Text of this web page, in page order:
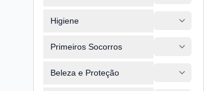
Higiene
Primeiros Socorros
Beleza e Proteção